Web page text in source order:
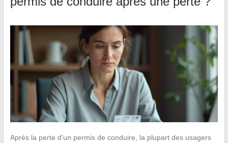
Après la perte d’un permis de conduire, la plupart des usagers